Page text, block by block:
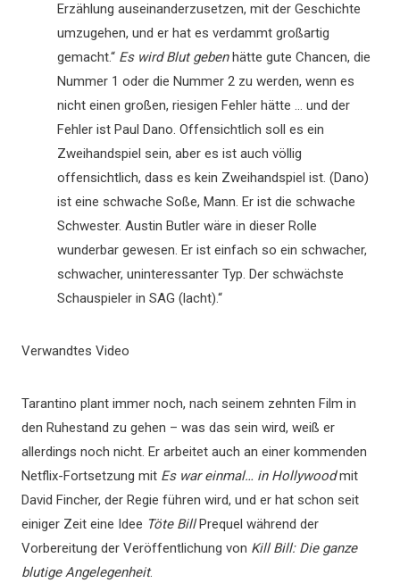
Erzählung auseinanderzusetzen, mit der Geschichte
umzugehen, und er hat es verdammt großartig
gemacht.“ Es wird Blut gebenhätte gute Chancen, die
Nummer 1 oder die Nummer 2 zu werden, wenn es
nicht einen großen, riesigen Fehler hätte … und der
Fehler ist Paul Dano. Offensichtlich soll es ein
Zweihandspiel sein, aber es ist auch völlig
offensichtlich, dass es kein Zweihandspiel ist. (Dano)
ist eine schwache Soße, Mann. Er ist die schwache
Schwester. Austin Butler wäre in dieser Rolle
wunderbar gewesen. Er ist einfach so ein schwacher,
schwacher, uninteressanter Typ. Der schwächste
Schauspieler in SAG (lacht).“
Verwandtes Video
Tarantino plant immer noch, nach seinem zehnten Film in
den Ruhestand zu gehen – was das sein wird, weiß er
allerdings noch nicht. Er arbeitet auch an einer kommenden
Netflix-Fortsetzung mit Es war einmal… in Hollywoodmit
David Fincher, der Regie führen wird, und er hat schon seit
einiger Zeit eine Idee Töte BillPrequel während der
Vorbereitung der Veröffentlichung von Kill Bill: Die ganze
blutige Angelegenheit.